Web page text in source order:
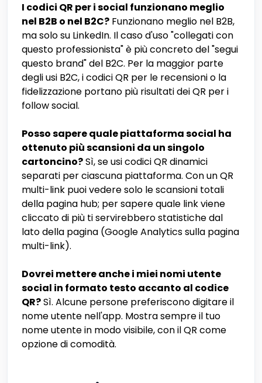
I codici QR per i social funzionano meglio
nel B2B o nel B2C? Funzionano meglio nel B2B,
ma solo su LinkedIn. Il caso d'uso "collegati con
questo professionista" è più concreto del "segui
questo brand" del B2C. Per la maggior parte
degli usi B2C, i codici QR per le recensioni o la
fidelizzazione portano più risultati dei QR per i
follow social.
Posso sapere quale piattaforma social ha
ottenuto più scansioni da un singolo
cartoncino?Sì, se usi codici QR dinamici
separati per ciascuna piattaforma. Con un QR
multi-link puoi vedere solo le scansioni totali
della pagina hub; per sapere quale link viene
cliccato di più ti servirebbero statistiche dal
lato della pagina (Google Analytics sulla pagina
multi-link).
Dovrei mettere anche i miei nomi utente
social in formato testo accanto al codice
QR?Sì. Alcune persone preferiscono digitare il
nome utente nell'app. Mostra sempre il tuo
nome utente in modo visibile, con il QR come
opzione di comodità.